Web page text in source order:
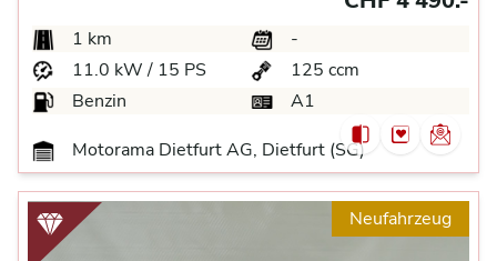
1 km
-
11.0 kW / 15 PS
125 ccm
Benzin
A1
Motorama Dietfurt AG, Dietfurt (SG)
Neufahrzeug